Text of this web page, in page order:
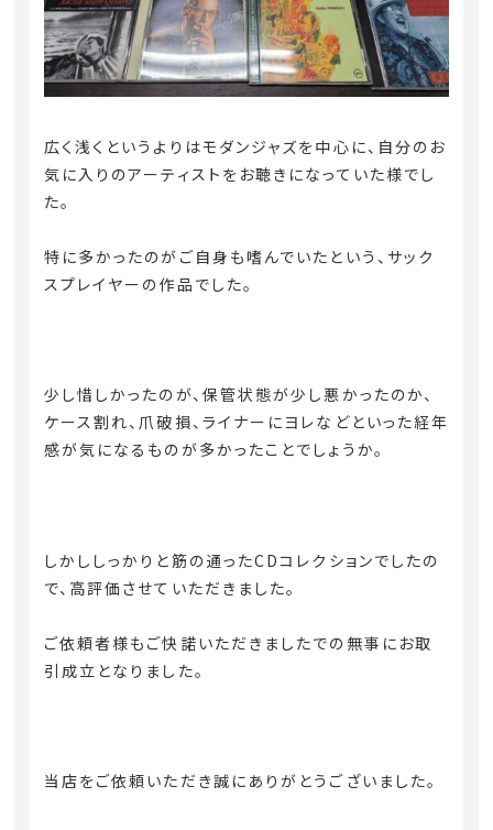
広く浅くというよりはモダンジャズを中心に、自分のお
気に入りのアーティストをお聴きになっていた様でし
た。
特に多かったのがご自身も嗜んでいたという、サック
スプレイヤーの作品でした。
少し惜しかったのが、保管状態が少し悪かったのか、
ケース割れ、爪破損、ライナーにヨレなどといった経年
感が気になるものが多かったことでしょうか。
しかししっかりと筋の通ったCDコレクションでしたの
で、高評価させていただきました。
ご依頼者様もご快諾いただきましたでの無事にお取
引成立となりました。
当店をご依頼いただき誠にありがとうございました。